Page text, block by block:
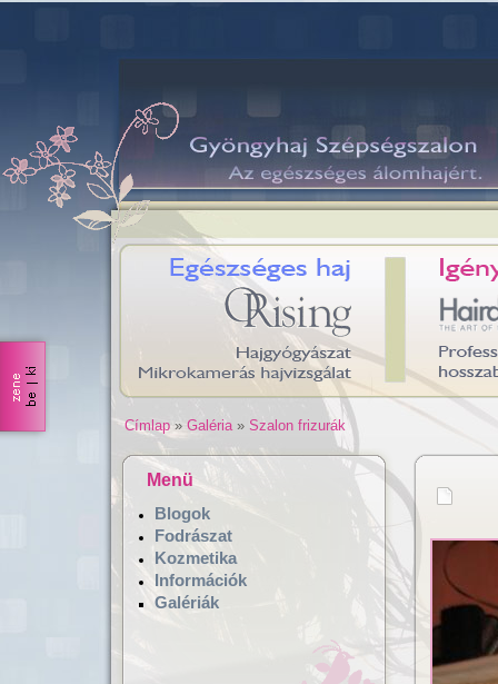
Címlap» Galéria» Szalon frizurák
Menü
Blogok
Fodrászat
Kozmetika
Információk
Galériák